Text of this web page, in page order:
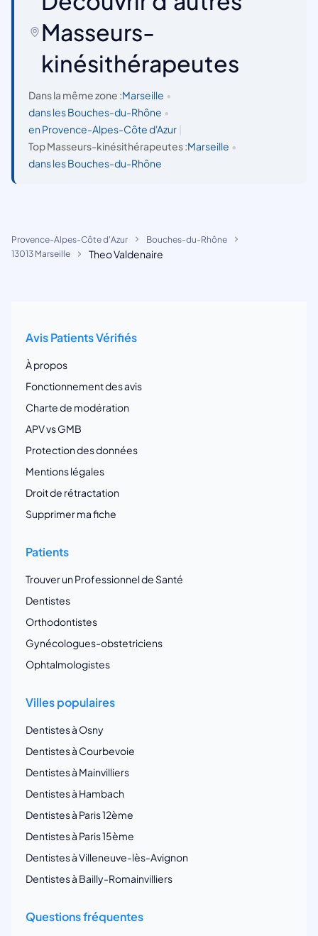
Masseurs-
kinésithérapeutes
Dans la même zone :Marseille •
dans les Bouches-du-Rhône •
en Provence-Alpes-Côte d'Azur
Top Masseurs-kinésithérapeutes :Marseille •
dans les Bouches-du-Rhône
Provence-Alpes-Côte d'Azur
Bouches-du-Rhône
13013 Marseille
Theo Valdenaire
Avis Patients Vérifiés
À propos
Fonctionnement des avis
Charte de modération
APV vs GMB
Protection des données
Mentions légales
Droit de rétractation
Supprimer ma fiche
Patients
Trouver un Professionnel de Santé
Dentistes
Orthodontistes
Gynécologues-obstetriciens
Ophtalmologistes
Villes populaires
Dentistes à Osny
Dentistes à Courbevoie
Dentistes à Mainvilliers
Dentistes à Hambach
Dentistes à Paris 12ème
Dentistes à Paris 15ème
Dentistes à Villeneuve-lès-Avignon
Dentistes à Bailly-Romainvilliers
Questions fréquentes